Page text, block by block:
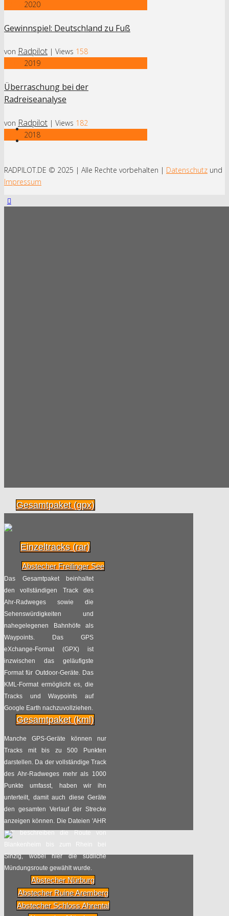
2020
Gewinnspiel: Deutschland zu Fuß
von Radpilot | Views 158
2019
Überraschung bei der
Radreiseanalyse
von Radpilot | Views 182
2018
Deutsche Einheit
16.07 2018
vonRadpilot |Views804
07.01 2018
Radpilot |Views57
20.08
2017
Weltreise mit dem Rad
vonRadpilot Views234
13.08 2017
Chinesische Bikes für Schweizer
Franken
Radpilot Views
06.08 2017
TV-Tipp: Mit dem Fahrrad ans Meer
vonRadpilot |Views177
21.07 2017
Die 9. NRW-Radtour läuft!
vonRadpilot | Views22
14.07 2017
Fahrrad-Service-Station – eine tolle
Idee
vonRadpilot |Views444
28.06 2017
RADPILOT.DE © 2025 | Alle Rechte vorbehalten | Datenschutz und
Impressum
Gesamtpaket (gpx)
Einzeltracks (rar)
Abstecher Freilinger See
Das Gesamtpaket beinhaltet
den vollständigen Track des
Ahr-Radweges sowie die
Sehenswürdigkeiten und
nahegelegenen Bahnhöfe als
Waypoints. Das GPS
eXchange-Format (GPX) ist
inzwischen das geläufigste
Format für Outdoor-Geräte. Das
KML-Format ermöglicht es, die
Tracks und Waypoints auf
Google Earth nachzuvollziehen.
Gesamtpaket (kml)
Manche GPS-Geräte können nur
Tracks mit bis zu 500 Punkten
darstellen. Da der vollständige Track
des Ahr-Radweges mehr als 1000
Punkte umfasst, haben wir ihn
unterteilt, damit auch diese Geräte
den gesamten Verlauf der Strecke
anzeigen können. Die Dateien 'AHR
1-3' beschreiben die Route von
Blankenheim bis zum Rhein bei
Sinzig, wobei hier die südliche
Mündungsroute gewählt wurde.
Abstecher Nürburg
Abstecher Ruine Aremberg
Abstecher Schloss Ahrental